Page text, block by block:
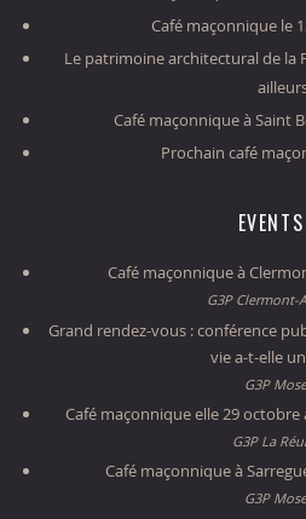
Café maçonnique le
Le patrimoine architectural de la
Café maçonnique à Saint
Prochain café
EVENTS
Café maçonnique à
G3P Clermont-
Grand rendez-vous : conférence
vie a-t-elle
G3P
Café maçonnique elle 29 octobre
G3P La
Café maçonnique à
G3P